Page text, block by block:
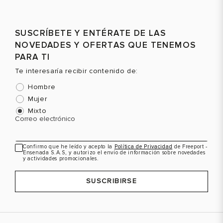
EUR
USA
43
44 11
Color
VER PRODUCTO
EUR
VER PRODUCTO
SUSCRÍBETE Y ENTÉRATE DE LAS
NOVEDADES Y OFERTAS QUE TENEMOS
PARA TI
Te interesaría recibir contenido de:
Hombre
Mujer
Mixto
Correo electrónico
Confirmo que he leído y acepto la Política de Privacidad de Freeport -
Ensenada S.A.S, y autorizo el envío de información sobre novedades
y actividades promocionales.
SUSCRIBIRSE